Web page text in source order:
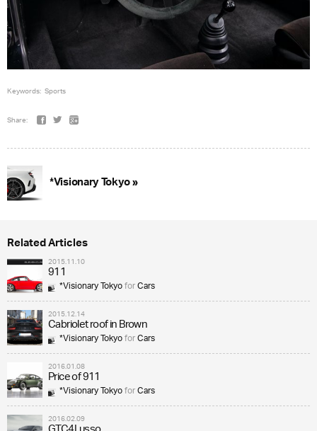
Keywords: Sports
Share:
*Visionary Tokyo »
Related Articles
2015.11.10
911
*Visionary TokyoforCars
2015.12.14
Cabriolet roof in Brown
*Visionary TokyoforCars
2016.01.08
Price of 911
*Visionary TokyoforCars
2016.02.09